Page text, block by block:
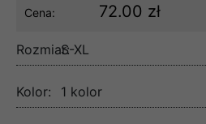
Cena: 72.00 zł
Rozmiar:S-XL
Kolor: 1 kolor